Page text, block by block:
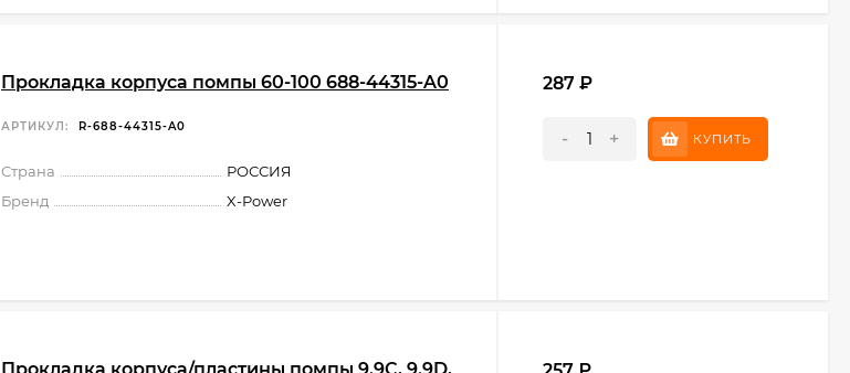
Прокладка корпуса помпы 60-100 688-44315-A0
АРТИКУЛ: R-688-44315-A0
Страна
РОССИЯ
Бренд
X-Power
287 ₽
- + КУПИТЬ
Прокладка корпуса/пластины помпы 9.9C, 9.9D,